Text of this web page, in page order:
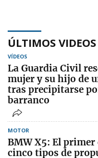
ÚLTIMOS VIDEOS
VÍDEOS
La Guardia Civil
mujer y su hijo de
tras precipitarse
barranco
MOTOR
BMW X5: El primer
cinco tipos de